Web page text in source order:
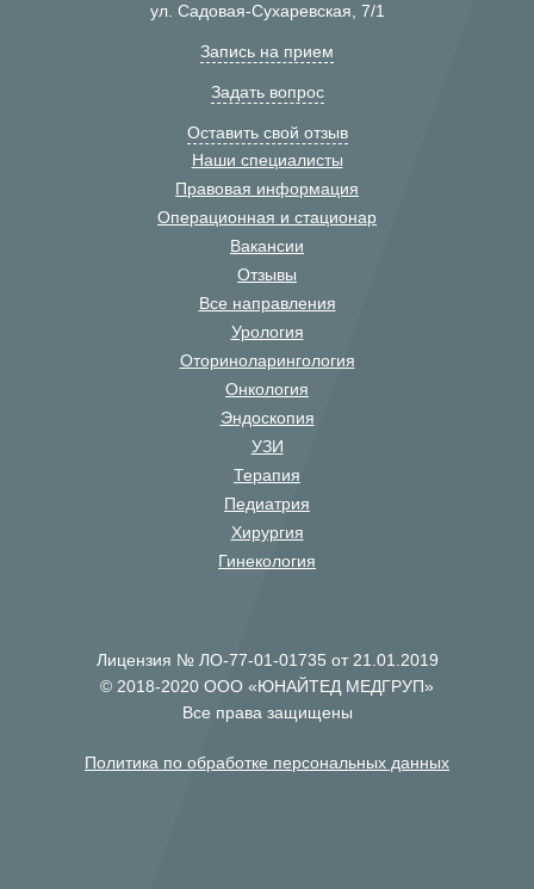
ул. Садовая-Сухаревская, 7/1
Запись на прием
Задать вопрос
Оставить свой отзыв
Наши специалисты
Правовая информация
Операционная и стационар
Вакансии
Отзывы
Все направления
Урология
Оториноларингология
Онкология
Эндоскопия
УЗИ
Терапия
Педиатрия
Хирургия
Гинекология
Лицензия № ЛО-77-01-01735 от 21.01.2019
© 2018-2020 ООО «ЮНАЙТЕД МЕДГРУП»
Все права защищены
Политика по обработке персональных данных